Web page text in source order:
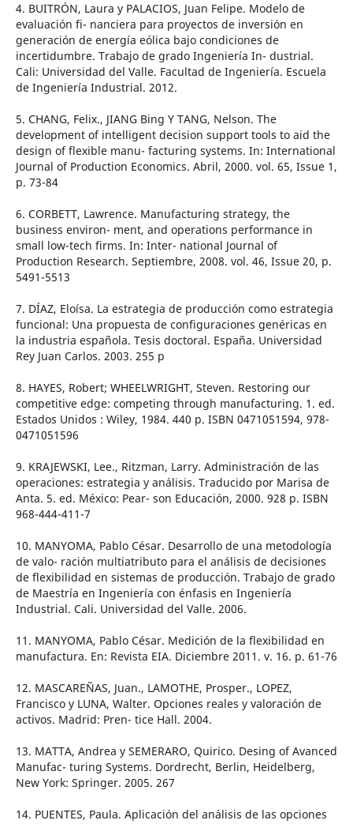
4. BUITRÓN, Laura y PALACIOS, Juan Felipe. Modelo de
evaluación fi- nanciera para proyectos de inversión en
generación de energía eólica bajo condiciones de
incertidumbre. Trabajo de grado Ingeniería In- dustrial.
Cali: Universidad del Valle. Facultad de Ingeniería. Escuela
de Ingeniería Industrial. 2012.
5. CHANG, Felix., JIANG Bing Y TANG, Nelson. The
development of intelligent decision support tools to aid the
design of flexible manu- facturing systems. In: International
Journal of Production Economics. Abril, 2000. vol. 65, Issue 1,
p. 73-84
6. CORBETT, Lawrence. Manufacturing strategy, the
business environ- ment, and operations performance in
small low-tech firms. In: Inter- national Journal of
Production Research. Septiembre, 2008. vol. 46, Issue 20, p.
5491-5513
7. DÍAZ, Eloísa. La estrategia de producción como estrategia
funcional: Una propuesta de configuraciones genéricas en
la industria española. Tesis doctoral. España. Universidad
Rey Juan Carlos. 2003. 255 p
8. HAYES, Robert; WHEELWRIGHT, Steven. Restoring our
competitive edge: competing through manufacturing. 1. ed.
Estados Unidos : Wiley, 1984. 440 p. ISBN 0471051594, 978-
0471051596
9. KRAJEWSKI, Lee., Ritzman, Larry. Administración de las
operaciones: estrategia y análisis. Traducido por Marisa de
Anta. 5. ed. México: Pear- son Educación, 2000. 928 p. ISBN
968-444-411-7
10. MANYOMA, Pablo César. Desarrollo de una metodología
de valo- ración multiatributo para el análisis de decisiones
de flexibilidad en sistemas de producción. Trabajo de grado
de Maestría en Ingeniería con énfasis en Ingeniería
Industrial. Cali. Universidad del Valle. 2006.
11. MANYOMA, Pablo César. Medición de la flexibilidad en
manufactura. En: Revista EIA. Diciembre 2011. v. 16. p. 61-76
12. MASCAREÑAS, Juan., LAMOTHE, Prosper., LOPEZ,
Francisco y LUNA, Walter. Opciones reales y valoración de
activos. Madrid: Pren- tice Hall. 2004.
13. MATTA, Andrea y SEMERARO, Quirico. Desing of Avanced
Manufac- turing Systems. Dordrecht, Berlin, Heidelberg,
New York: Springer. 2005. 267
14. PUENTES, Paula. Aplicación del análisis de las opciones